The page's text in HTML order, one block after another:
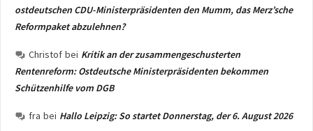
ostdeutschen CDU-Ministerpräsidenten den Mumm, das Merz’sche
Reformpaket abzulehnen?
Christof bei Kritik an der zusammengeschusterten
Rentenreform: Ostdeutsche Ministerpräsidenten bekommen
Schützenhilfe vom DGB
fra bei Hallo Leipzig: So startet Donnerstag, der 6. August 2026